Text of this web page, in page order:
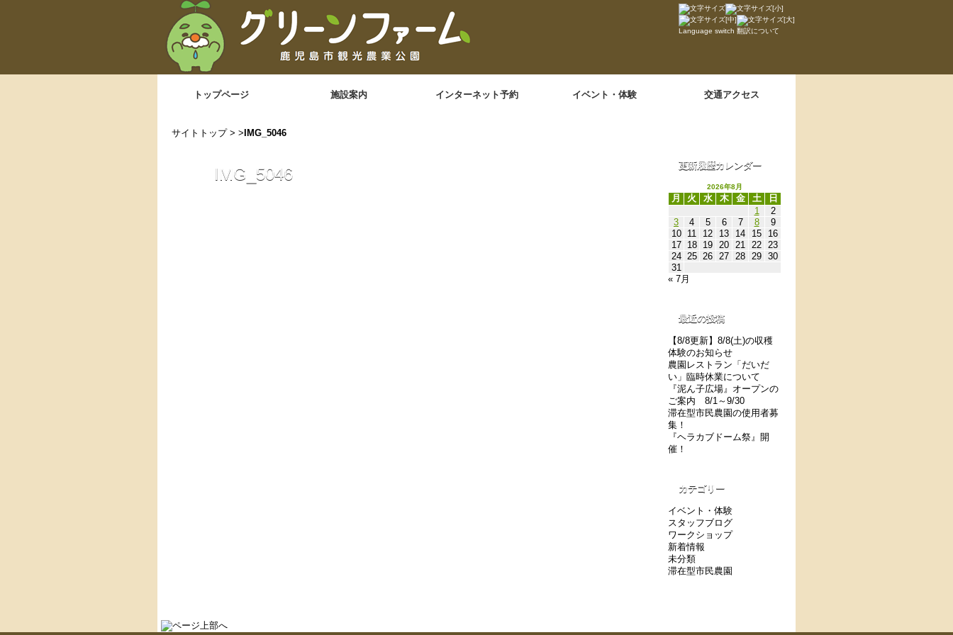
Language switch 翻訳について
トップページ 施設案内 インターネット予約 イベント・体験 交通アクセス
サイトトップ> > IMG_5046
IMG_5046 更新履歴カレンダー
2026年8月
月 火 水 木 金 土
日
1
2
3
4 5 6 7 8
9
10
11 12 13 14 15
16
17
18 19 20 21 22 23
24 25 26 27 28 29 30
31
« 7月
最近の投稿
【8/8更新】8/8(土)の収穫
体験のお知らせ
農園レストラン「だいだ
い」臨時休業について
『泥ん子広場』オープンの
ご案内 8/1～9/30
滞在型市民農園の使用者募
集！
『ヘラカブドーム祭』開
催！
カテゴリー
イベント・体験
スタッフブログ
ワークショップ
新着情報
未分類
滞在型市民農園